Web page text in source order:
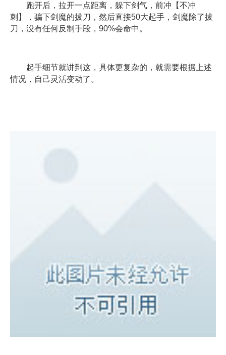
跑开后，拉开一点距离，躲下剑气，前冲【不冲
刺】，骗下剑魔的拔刀，然后直接50大起手，剑魔除了拔
刀，没有任何反制手段，90%会命中。
起手细节就讲到这，具体更复杂的，就需要根据上述
情况，自己灵活变动了。